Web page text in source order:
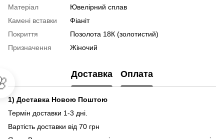
Матеріал
Ювелірний сплав
Камені вставки
Фіаніт
Покриття
Позолота 18К (золотистий)
Призначення
Жіночий
Доставка Оплата
1) Доставка Новою Поштою
Термін доставки 1-3 дні.
Вартість доставки від 70 грн